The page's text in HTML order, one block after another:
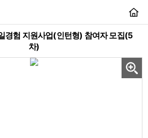
경험 지원사업(인턴형) 참여자 모집(5
차)